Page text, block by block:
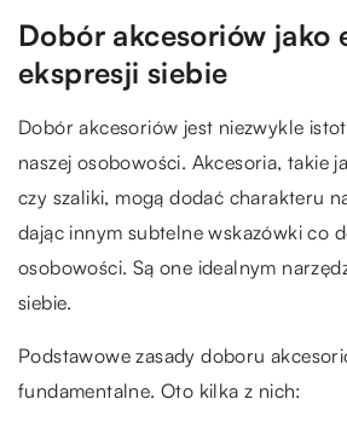
Dobór akcesoriów jako
ekspresji siebie
Dobór akcesoriów jest niezwykle
naszej osobowości. Akcesoria, takie
czy szaliki, mogą dodać charakteru
dając innym subtelne wskazówki co
osobowości. Są one idealnym
siebie.
Podstawowe zasady doboru
fundamentalne. Oto kilka z nich: